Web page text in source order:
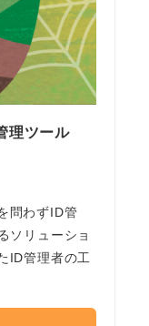
理ツール
問わずID管
ソリューショ
ID管理者の工